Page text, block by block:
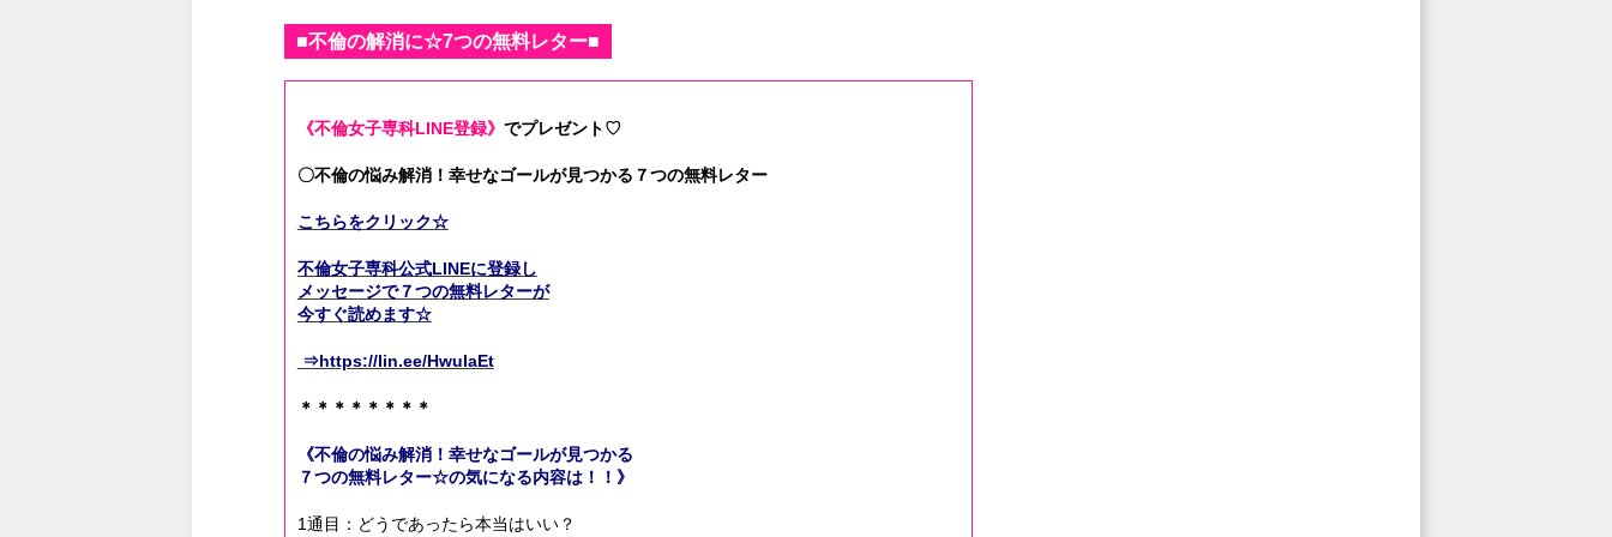
■不倫の解消に☆7つの無料レター■
《不倫女子専科LINE登録》 でプレゼント♡
〇不倫の悩み解消！幸せなゴールが見つかる７つの無料レター
こちらをクリック☆
不倫女子専科公式LINEに登録し
メッセージで７つの無料レターが
今すぐ読めます☆
⇒https://lin.ee/HwuIaEt
＊＊＊＊＊＊＊＊
《不倫の悩み解消！幸せなゴールが見つかる
７つの無料レター☆の気になる内容は！！》
1通目：どうであったら本当はいい？